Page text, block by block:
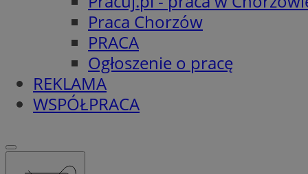
Praca Chorzów
PRACA
Ogłoszenie o pracę
REKLAMA
WSPÓŁPRACA